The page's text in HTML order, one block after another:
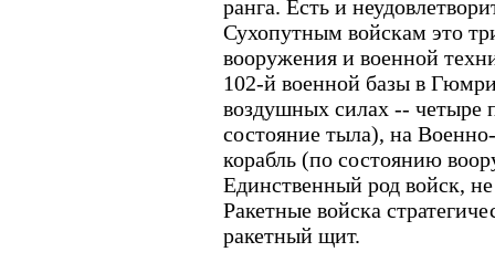
ранга. Есть и
Сухопутным войскам это
вооружения и военной
102-й военной базы в
воздушных силах -- четыре
состояние тыла), на
корабль (по состоянию
Единственный род войск,
Ракетные войска
ракетный щит.